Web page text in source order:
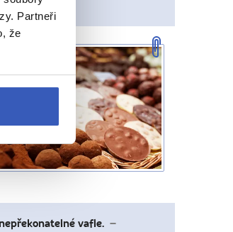
Partneři
že
vafle. –